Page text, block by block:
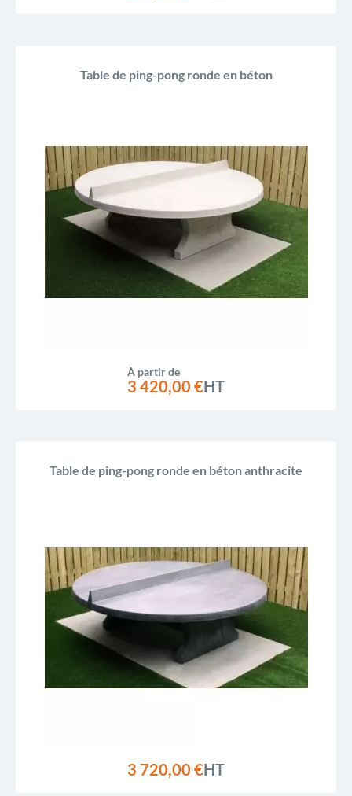
Table de ping-pong ronde en béton
À partir de
3 420,00 €HT
Table de ping-pong ronde en béton anthracite
3 720,00 €HT